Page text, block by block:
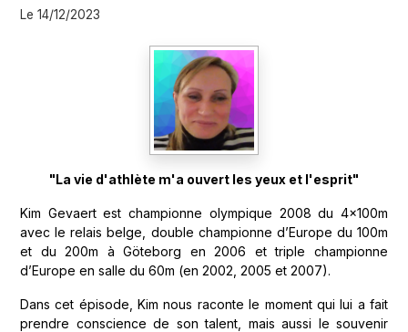
Le 14/12/2023
"La vie d'athlète m'a ouvert les yeux et l'esprit"
Kim Gevaert est championne olympique 2008 du 4x100m
avec le relais belge, double championne d’Europe du 100m
et du 200m à Göteborg en 2006 et triple championne
d’Europe en salle du 60m (en 2002, 2005 et 2007).
Dans cet épisode, Kim nous raconte le moment qui lui a fait
prendre conscience de son talent, mais aussi le souvenir